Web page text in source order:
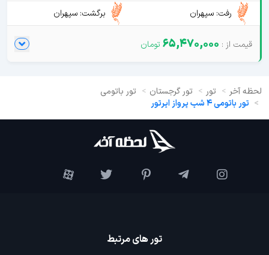
رفت: سپهران
برگشت: سپهران
65,470,000
لحظه آخر تور تور گرجستان
تور باتومی
تور باتومی 4 شب پرواز ایرتور
تور های مرتبط